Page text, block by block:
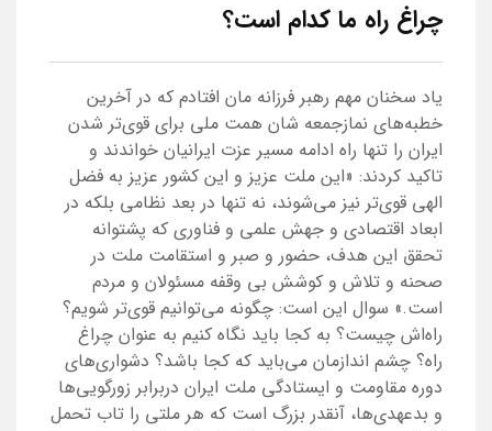
چراغ راه ما کدام است؟
یاد سخنان مهم رهبر فرزانه مان افتادم که در آخرین
خطبه‌های نمازجمعه شان همت ملی برای قوی‌تر شدن
ایران را تنها راه ادامه مسیر عزت ایرانیان خواندند و
تاکید کردند: «این ملت عزیز و این کشور عزیز به فضل
الهی قوی‌تر نیز می‌شوند، نه تنها در بعد نظامی بلکه در
ابعاد اقتصادی و جهش علمی و فناوری که پشتوانه
تحقق این هدف، حضور و صبر و استقامت ملت در
صحنه و تلاش و کوشش بی وقفه مسئولان و مردم
است.» سوال این است: چگونه می‌توانیم قوی‌تر شویم؟
راه‌اش چیست؟ به کجا باید نگاه کنیم به عنوان چراغ
راه؟ چشم اندازمان می‌باید که کجا باشد؟ دشواری‌های
دوره مقاومت و ایستادگی ملت ایران دربرابر زورگویی‌ها
و بدعهدی‌ها، آنقدر بزرگ است که هر ملتی را تاب تحمل